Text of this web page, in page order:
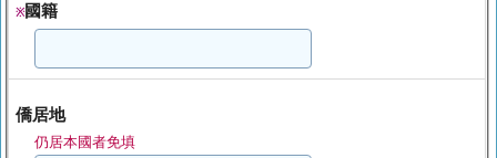
※國籍
僑居地
仍居本國者免填